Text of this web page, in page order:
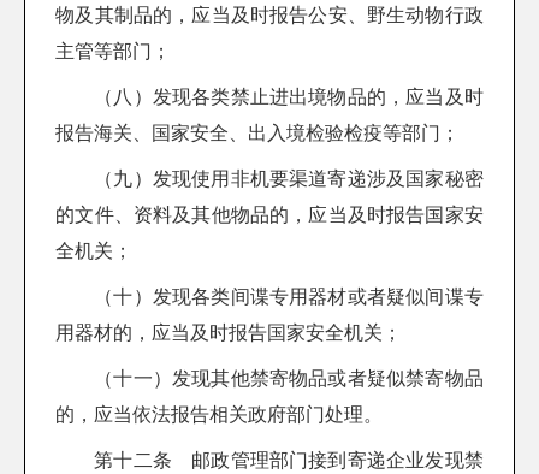
物及其制品的，应当及时报告公安、野生动物行政
主管等部门；
（八）发现各类禁止进出境物品的，应当及时
报告海关、国家安全、出入境检验检疫等部门；
（九）发现使用非机要渠道寄递涉及国家秘密
的文件、资料及其他物品的，应当及时报告国家安
全机关；
（十）发现各类间谍专用器材或者疑似间谍专
用器材的，应当及时报告国家安全机关；
（十一）发现其他禁寄物品或者疑似禁寄物品
的，应当依法报告相关政府部门处理。
第十二条 邮政管理部门接到寄递企业发现禁